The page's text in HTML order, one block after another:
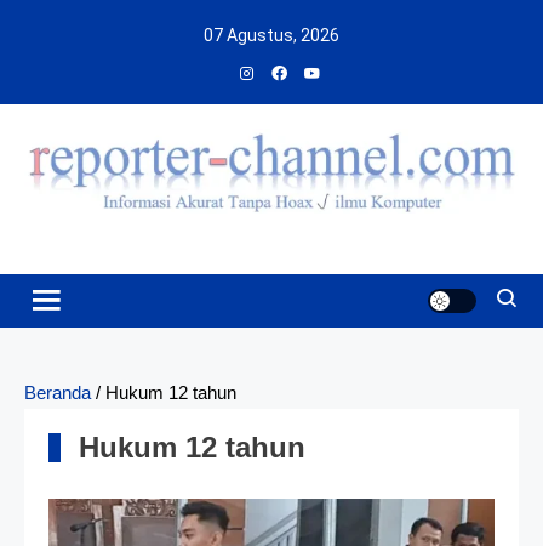
07 Agustus, 2026
Beranda / Hukum 12 tahun
Hukum 12 tahun